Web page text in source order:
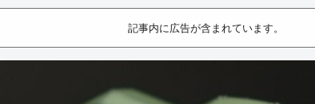
記事内に広告が含まれています。